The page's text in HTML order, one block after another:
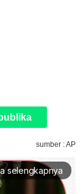
sumber : AP
selengkapnya